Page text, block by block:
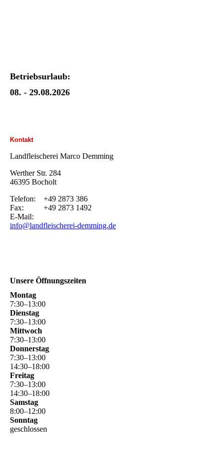
Betriebsurlaub:
08. - 29.08.2026
Kontakt
Landfleischerei Marco Demming
Werther Str. 284
46395 Bocholt
Telefon: +49 2873 386
Fax: +49 2873 1492
E-Mail:
info@landfleischerei-demming.de
Unsere Öffnungszeiten
Montag
7:30–13:00
Dienstag
7:30–13:00
Mittwoch
7:30–13:00
Donnerstag
7:30–13:00
14:30–18:00
Freitag
7:30–13:00
14:30–18:00
Samstag
8:00–12:00
Sonntag
geschlossen